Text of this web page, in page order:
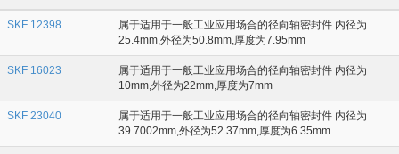
SKF 12398
属于适用于一般工业应用场合的径向轴密封件 内径为
25.4mm,外径为50.8mm,厚度为7.95mm
SKF 16023
属于适用于一般工业应用场合的径向轴密封件 内径为
10mm,外径为22mm,厚度为7mm
SKF 23040
属于适用于一般工业应用场合的径向轴密封件 内径为
39.7002mm,外径为52.37mm,厚度为6.35mm